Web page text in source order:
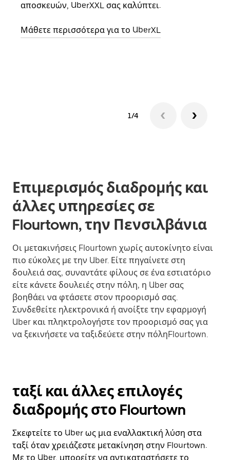
αποσκευών, UberXXL σας καλύπτει.
Μάθετε περισσότερα για το UberXL
1/4
Επιμερισμός διαδρομής και
άλλες υπηρεσίες σε
Flourtown, την Πενσιλβάνια
Οι μετακινήσεις Flourtown χωρίς αυτοκίνητο είναι
πιο εύκολες με την Uber. Είτε πηγαίνετε στη
δουλειά σας, συναντάτε φίλους σε ένα εστιατόριο
είτε κάνετε δουλειές στην πόλη, η Uber σας
βοηθάει να φτάσετε στον προορισμό σας.
Συνδεθείτε ηλεκτρονικά ή ανοίξτε την εφαρμογή
Uber και πληκτρολογήστε τον προορισμό σας για
να ξεκινήσετε να ταξιδεύετε στην πόληFlourtown.
ταξί και άλλες επιλογές
διαδρομής στο Flourtown
Σκεφτείτε το Uber ως μια εναλλακτική λύση στα
ταξί όταν χρειάζεστε μετακίνηση στην Flourtown.
Με το Uber, μπορείτε να αντικαταστήσετε το